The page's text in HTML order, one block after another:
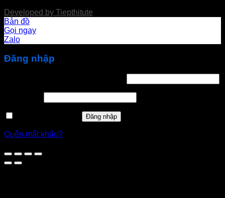
Developed by Tiepthitute
Bản đồ
Gọi ngay
Zalo
Đăng nhập
buộc
buộc
Đăng nhập
Quên mật khẩu?